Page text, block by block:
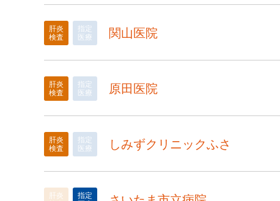
肝炎
検査
指定
医療
関山医院
肝炎
検査
指定
医療
原田医院
肝炎
検査
指定
医療
しみずクリニックふさ
肝炎
指定